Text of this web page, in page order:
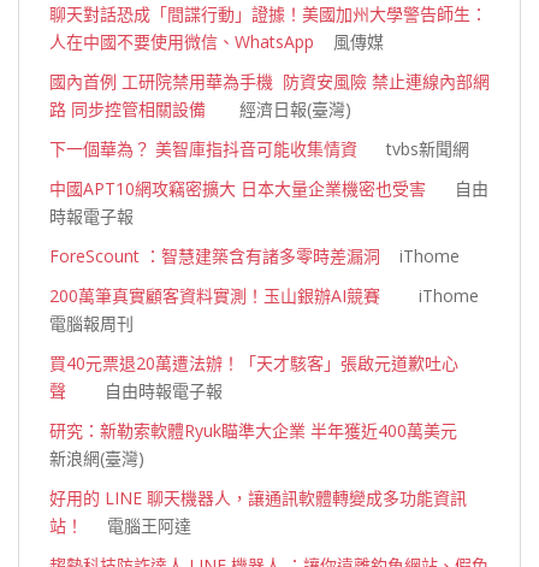
聊天對話恐成「間諜行動」證據！美國加州大學警告師生：
人在中國不要使用微信、WhatsApp 風傳媒
國內首例 工研院禁用華為手機 防資安風險 禁止連線內部網
路 同步控管相關設備 經濟日報(臺灣)
下一個華為？ 美智庫指抖音可能收集情資 tvbs新聞網
中國APT10網攻竊密擴大 日本大量企業機密也受害 自由
時報電子報
ForeScount ：智慧建築含有諸多零時差漏洞 iThome
200萬筆真實顧客資料實測！玉山銀辦AI競賽 iThome
電腦報周刊
買40元票退20萬遭法辦！「天才駭客」張啟元道歉吐心
聲 自由時報電子報
研究：新勒索軟體Ryuk瞄準大企業 半年獲近400萬美元
新浪網(臺灣)
好用的 LINE 聊天機器人，讓通訊軟體轉變成多功能資訊
站！
電腦王阿達